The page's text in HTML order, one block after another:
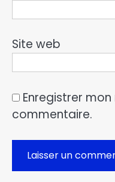
Site web
Enregistrer
commentaire.